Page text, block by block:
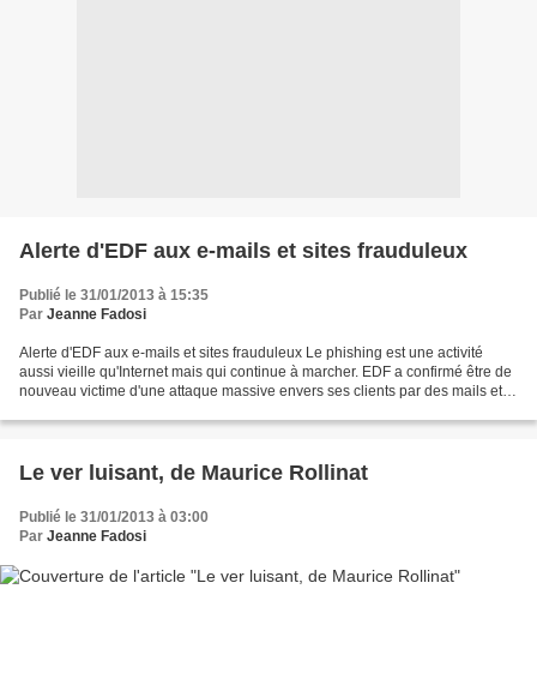
Alerte d'EDF aux e-mails et sites frauduleux
Publié le 31/01/2013 à 15:35
Par Jeanne Fadosi
Alerte d'EDF aux e-mails et sites frauduleux Le phishing est une activité
aussi vieille qu'Internet mais qui continue à marcher. EDF a confirmé être de
nouveau victime d'une attaque massive envers ses clients par des mails et
Le ver luisant, de Maurice Rollinat
Publié le 31/01/2013 à 03:00
Par Jeanne Fadosi